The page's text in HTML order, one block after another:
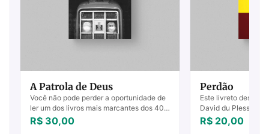
A Patrola de Deus
Você não pode perder a oportunidade de
ler um dos livros mais marcantes dos 40
anos do ministério de literatura, iniciado
por John Walker e sua família: A pa...
R$ 30,00
Perdão
Este livreto
David du Plessis
poderoso
carismática. Esta
R$ 20,00